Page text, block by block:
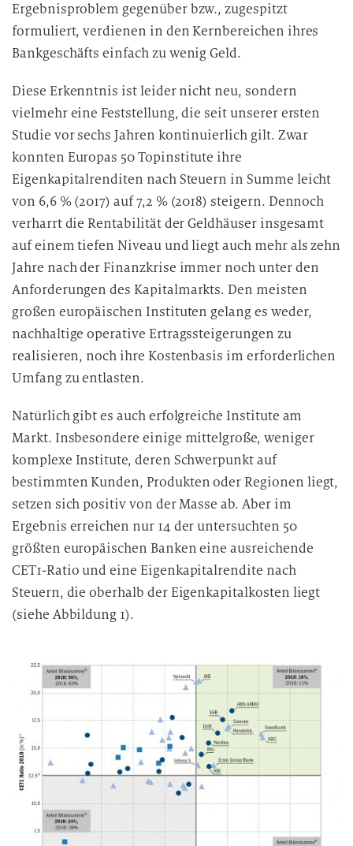
Ergebnisproblem gegenüber bzw., zugespitzt
formuliert, verdienen in den Kernbereichen ihres
Bankgeschäfts einfach zu wenig Geld.
Diese Erkenntnis ist leider nicht neu, sondern
vielmehr eine Feststellung, die seit unserer ersten
Studie vor sechs Jahren kontinuierlich gilt. Zwar
konnten Europas 50 Topinstitute ihre
Eigenkapitalrenditen nach Steuern in Summe leicht
von 6,6 % (2017) auf 7,2 % (2018) steigern. Dennoch
verharrt die Rentabilität der Geldhäuser insgesamt
auf einem tiefen Niveau und liegt auch mehr als zehn
Jahre nach der Finanzkrise immer noch unter den
Anforderungen des Kapitalmarkts. Den meisten
großen europäischen Instituten gelang es weder,
nachhaltige operative Ertragssteigerungen zu
realisieren, noch ihre Kostenbasis im erforderlichen
Umfang zu entlasten.
Natürlich gibt es auch erfolgreiche Institute am
Markt. Insbesondere einige mittelgroße, weniger
komplexe Institute, deren Schwerpunkt auf
bestimmten Kunden, Produkten oder Regionen liegt,
setzen sich positiv von der Masse ab. Aber im
Ergebnis erreichen nur 14 der untersuchten 50
größten europäischen Banken eine ausreichende
CET1-Ratio und eine Eigenkapitalrendite nach
Steuern, die oberhalb der Eigenkapitalkosten liegt
(siehe Abbildung 1).